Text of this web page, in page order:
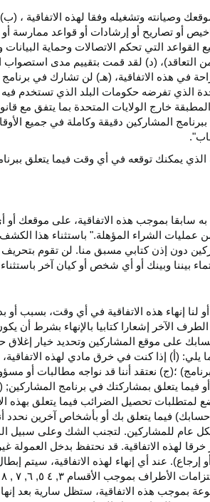
وصيانته وتشغيله وفقا لهذه الاتفاقية ،
أو تصاريح أو إرشادات أو قواعد ممارسة أو
التي تحكم الاتصالات وحماية
التعاقد)، (د) لقد قمت بتقييم مدى استصواب
في هذه الاتفاقية، (هـ) لن تشارك في
الذي تفرضه حكومات البلد الذي تستخدم
خارج الولايات المتحدة بما يتفق مع
ببرنامج المشاركين دقيقة وكاملة في جميع
يمكنك توقعه في أي وقت فيما يتعلق
سابقا بموجب هذه الاتفاقية، على موقعك
الشراء المؤهلة." باستثناء هذا
دون إذن كتابي مسبق منا. لن تقوم
انتماء بيننا وبينك أو أي شخص أو كيان آخر
إنهاء هذه الاتفاقية في أي وقت، بسبب أو
الآخر إشعارا كتابيا بالإنهاء بشرط أن يكون
على موقع المشاركين وتحديد خيار
مما يلي: (أ) إذا كنت في خرق مادي لهذه
؛(ج) نعتقد أننا قد نواجه مطالبات أو
فيما يتعلق بمشاركتك في برنامج
لمتطلبات تحصيل الضرائب فيما يتعلق بهذه
حسابك) فيما يتعلق بك أو بأشخاص آخرين
عام للمشاركين. لتجنب الشك وعلى سبيل
البرنامج سيعتبر خرقا لهذه الاتفاقية. قد نحتفظ
إرجاع). عند أي إنهاء لهذه
الاتفاقية، سيتم
الأطراف بموجب الأقسام ۳, ٤ ٥, ٦, ۷ , ۸ ,
بموجب هذه الاتفاقية، ستظل سارية بعد